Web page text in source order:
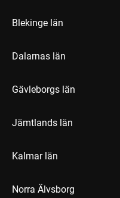
Blekinge län
Dalarnas län
Gävleborgs län
Jämtlands län
Kalmar län
Norra Älvsborg